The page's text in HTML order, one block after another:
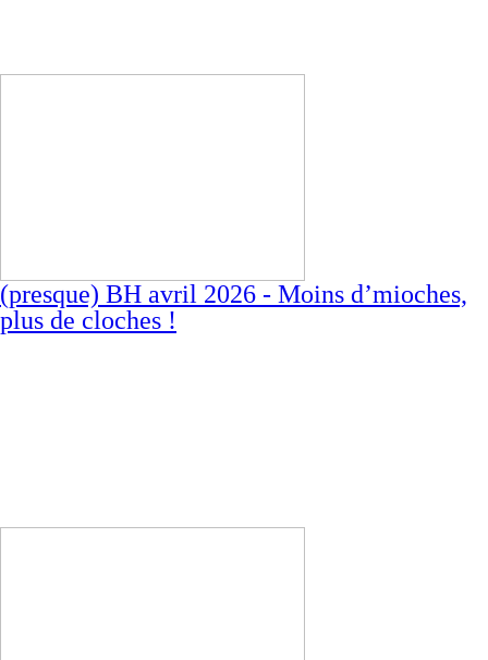
(presque) BH avril 2026 - Moins d’mioches,
plus de cloches !